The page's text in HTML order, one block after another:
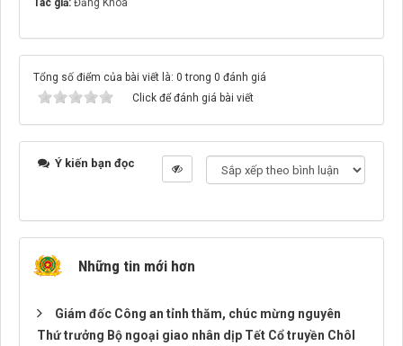
Tác giả: Đăng Khoa
Tổng số điểm của bài viết là: 0 trong 0 đánh giá
Click để đánh giá bài viết
Ý kiến bạn đọc
Những tin mới hơn
Giám đốc Công an tỉnh thăm, chúc mừng nguyên
Thứ trưởng Bộ ngoại giao nhân dịp Tết Cổ truyền Chôl